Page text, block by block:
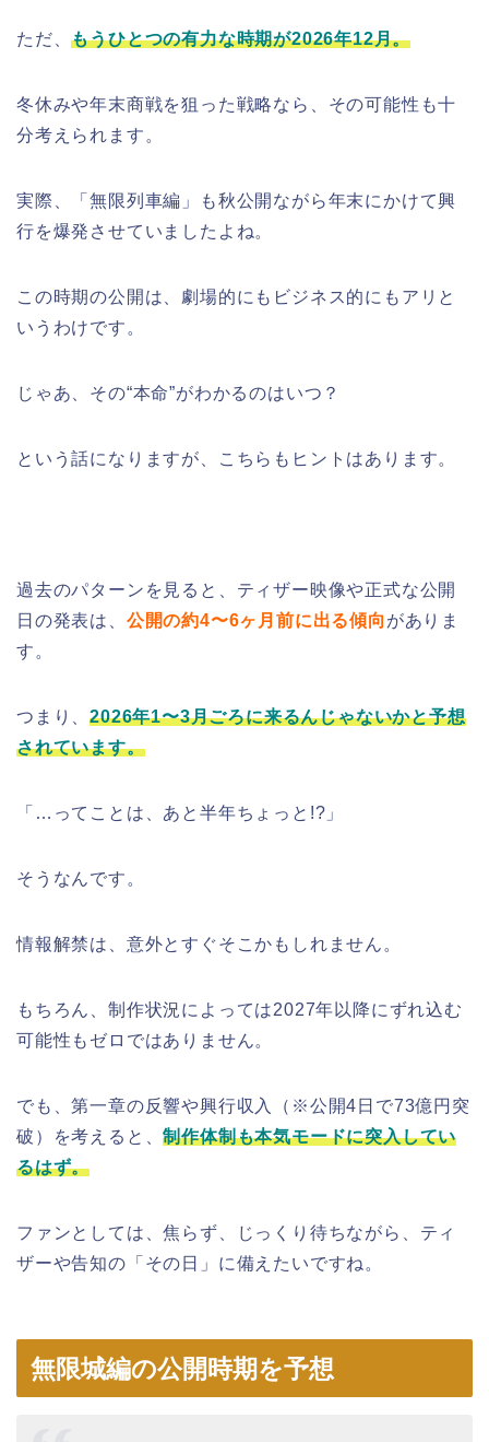
ただ、もうひとつの有力な時期が2026年12月。
冬休みや年末商戦を狙った戦略なら、その可能性も十
分考えられます。
実際、「無限列車編」も秋公開ながら年末にかけて興
行を爆発させていましたよね。
この時期の公開は、劇場的にもビジネス的にもアリと
いうわけです。
じゃあ、その“本命”がわかるのはいつ？
という話になりますが、こちらもヒントはあります。
過去のパターンを見ると、ティザー映像や正式な公開
日の発表は、 公開の約4〜6ヶ月前に出る傾向 がありま
す。
つまり、2026年1〜3月ごろに来るんじゃないかと予想
されています。
「…ってことは、あと半年ちょっと!?」
そうなんです。
情報解禁は、意外とすぐそこかもしれません。
もちろん、制作状況によっては2027年以降にずれ込む
可能性もゼロではありません。
でも、第一章の反響や興行収入（※公開4日で73億円突
破）を考えると、制作体制も本気モードに突入してい
るはず。
ファンとしては、焦らず、じっくり待ちながら、ティ
ザーや告知の「その日」に備えたいですね。
無限城編の公開時期を予想